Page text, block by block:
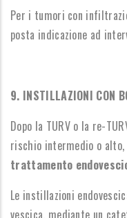
Per i tumori con
posta indicazione ad
9. INSTILLAZIONI CON
Dopo la TURV o la re-
rischio intermedio o
trattamento
Le instillazioni